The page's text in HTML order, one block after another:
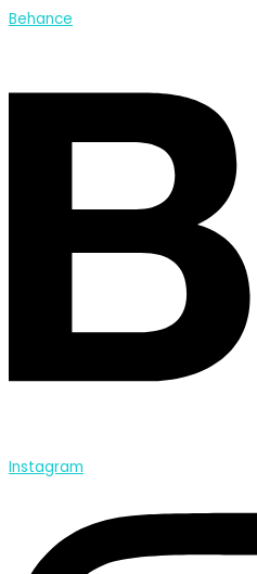
Behance
Instagram